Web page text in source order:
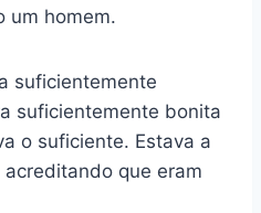
um homem.
suficientemente
suficientemente bonita
o suficiente. Estava a
que eram